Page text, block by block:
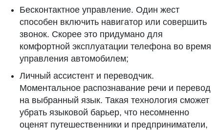
Бесконтактное управление. Один жест
способен включить навигатор или совершить
звонок. Скорее это придумано для
комфортной эксплуатации телефона во время
управления автомобилем;
Личный ассистент и переводчик.
Моментальное распознавание речи и перевод
на выбранный язык. Такая технология сможет
убрать языковой барьер, что несомненно
оценят путешественники и предприниматели,